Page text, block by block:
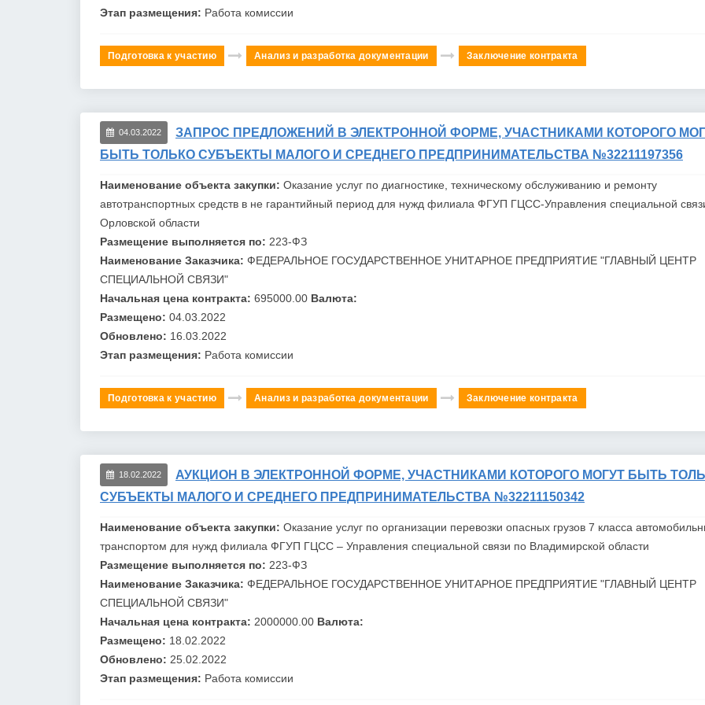
Этап размещения: Работа комиссии
Подготовка к участию Анализ и разработка документации Заключение контракта
04.03.2022
ЗАПРОС ПРЕДЛОЖЕНИЙ В ЭЛЕКТРОННОЙ ФОРМЕ, УЧАСТНИКАМИ КОТОРОГО
БЫТЬ ТОЛЬКО СУБЪЕКТЫ МАЛОГО И СРЕДНЕГО ПРЕДПРИНИМАТЕЛЬСТВА №32211197356
Наименование объекта закупки: Оказание услуг по диагностике, техническому обслуживанию и ремонту
автотранспортных средств в не гарантийный период для нужд филиала ФГУП ГЦСС-Управления специальной
Орловской области
Размещение выполняется по: 223-ФЗ
Наименование Заказчика: ФЕДЕРАЛЬНОЕ ГОСУДАРСТВЕННОЕ УНИТАРНОЕ ПРЕДПРИЯТИЕ "ГЛАВНЫЙ ЦЕНТР
СПЕЦИАЛЬНОЙ СВЯЗИ"
Начальная цена контракта: 695000.00 Валюта:
Размещено: 04.03.2022
Обновлено: 16.03.2022
Этап размещения: Работа комиссии
Подготовка к участию Анализ и разработка документации Заключение контракта
18.02.2022
АУКЦИОН В ЭЛЕКТРОННОЙ ФОРМЕ, УЧАСТНИКАМИ КОТОРОГО МОГУТ БЫТЬ
СУБЪЕКТЫ МАЛОГО И СРЕДНЕГО ПРЕДПРИНИМАТЕЛЬСТВА №32211150342
Наименование объекта закупки: Оказание услуг по организации перевозки опасных грузов 7 класса
транспортом для нужд филиала ФГУП ГЦСС – Управления специальной связи по Владимирской области
Размещение выполняется по: 223-ФЗ
Наименование Заказчика: ФЕДЕРАЛЬНОЕ ГОСУДАРСТВЕННОЕ УНИТАРНОЕ ПРЕДПРИЯТИЕ "ГЛАВНЫЙ ЦЕНТР
СПЕЦИАЛЬНОЙ СВЯЗИ"
Начальная цена контракта: 2000000.00 Валюта:
Размещено: 18.02.2022
Обновлено: 25.02.2022
Этап размещения: Работа комиссии